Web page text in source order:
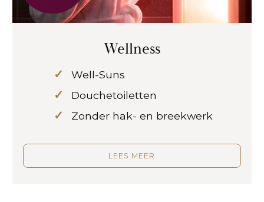
Wellness
Well-Suns
Douchetoiletten
Zonder hak- en breekwerk
LEES MEER